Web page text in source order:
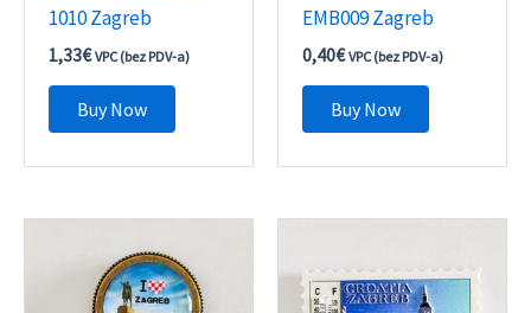
1010 Zagreb
1,33€ VPC (bez PDV-a)
Buy Now
EMB009 Zagreb
0,40€ VPC (bez PDV-a)
Buy Now